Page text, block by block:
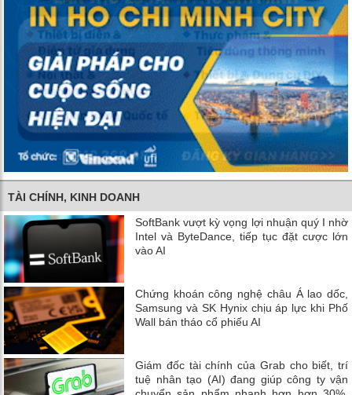
TÀI CHÍNH, KINH DOANH
SoftBank vượt kỳ vọng lợi nhuận quý I nhờ
Intel và ByteDance, tiếp tục đặt cược lớn
vào AI
Chứng khoán công nghệ châu Á lao dốc,
Samsung và SK Hynix chịu áp lực khi Phố
Wall bán tháo cổ phiếu AI
Giám đốc tài chính của Grab cho biết, trí
tuệ nhân tạo (AI) đang giúp công ty vận